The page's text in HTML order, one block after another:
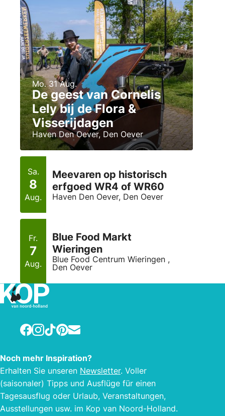
Mo. 31 Aug.
De geest van Cornelis
Lely bij de Flora &
Visserijdagen
Haven Den Oever, Den Oever
Sa.
8
Aug.
Meevaren op historisch
erfgoed WR4 of WR60
Haven Den Oever, Den Oever
Fr.
7
Aug.
Blue Food Markt
Wieringen
Blue Food Centrum Wieringen ,
Den Oever
Facebook
Instagram
TikTokPinterest
E-mail
Noch mehr Inspiration?
Erhalten Sie unseren Newsletter. Voller
(saisonaler) Tipps und Ausflüge für einen
Tagesausflug oder Urlaub, Veranstaltungen,
Ausstellungen usw. im Kop van Noord-Holland.